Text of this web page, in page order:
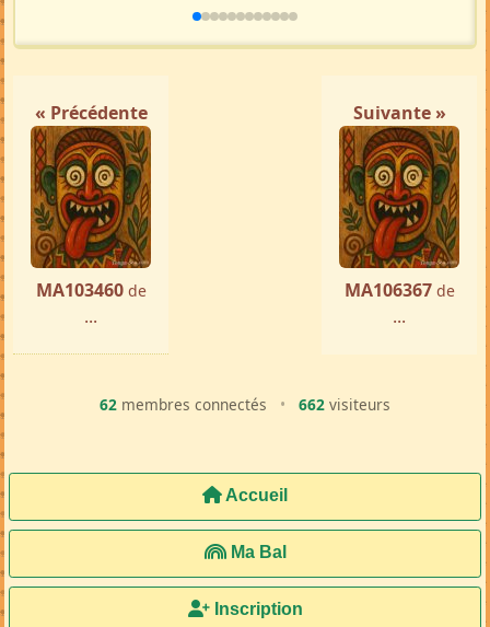
« Précédente
MA103460 de
...
Suivante »
MA106367 de
...
62 membres connectés • 662 visiteurs
Accueil
Ma Bal
Inscription